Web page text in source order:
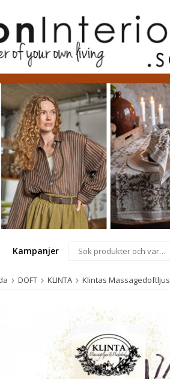
Kampanjer
DOFT KLINTA Klintas Massagedoftljus